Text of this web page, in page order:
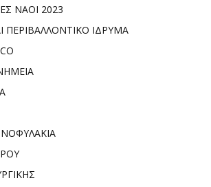
ΝΑΟΙ 2023
ΠΕΡΙΒΑΛΛΟΝΤΙΚΟ ΙΔΡΥΜΑ